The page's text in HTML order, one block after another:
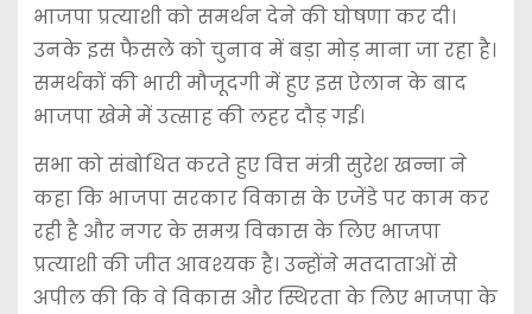
भाजपा प्रत्याशी को समर्थन देने की घोषणा कर दी।
उनके इस फैसले को चुनाव में बड़ा मोड़ माना जा रहा है।
समर्थकों की भारी मौजूदगी में हुए इस ऐलान के बाद
भाजपा खेमे में उत्साह की लहर दौड़ गई।
सभा को संबोधित करते हुए वित्त मंत्री सुरेश खन्ना ने
कहा कि भाजपा सरकार विकास के एजेंडे पर काम कर
रही है और नगर के समग्र विकास के लिए भाजपा
प्रत्याशी की जीत आवश्यक है। उन्होंने मतदाताओं से
अपील की कि वे विकास और स्थिरता के लिए भाजपा के